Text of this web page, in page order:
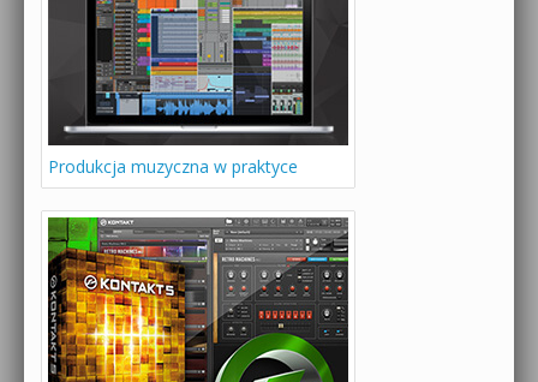
Produkcja muzyczna w praktyce